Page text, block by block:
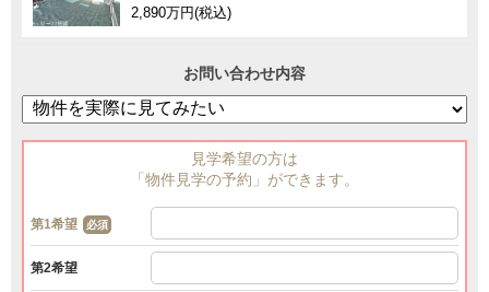
2,890万円(税込)
お問い合わせ内容
見学希望の方は
「物件見学の予約」ができます。
第1希望 必須
第2希望